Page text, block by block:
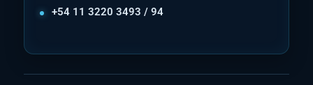
+54 11 3220 3493 / 94